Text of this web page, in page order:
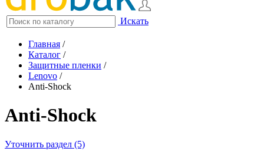
Искать
Главная /
Каталог /
Защитные пленки /
Lenovo /
Anti-Shock
Anti-Shock
Уточнить раздел (5)